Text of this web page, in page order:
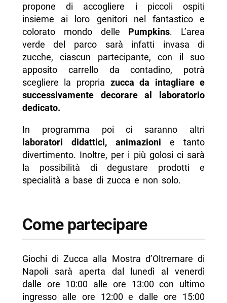
propone di accogliere i piccoli ospiti
insieme ai loro genitori nel fantastico e
colorato mondo delle Pumpkins. L’area
verde del parco sarà infatti invasa di
zucche, ciascun partecipante, con il suo
apposito carrello da contadino, potrà
scegliere la propria zucca da intagliare e
successivamente decorare al laboratorio
dedicato.
In programma poi ci saranno altri
laboratori didattici, animazioni e tanto
divertimento. Inoltre, per i più golosi ci sarà
la possibilità di degustare prodotti e
specialità a base di zucca e non solo.
Come partecipare
Giochi di Zucca alla Mostra d’Oltremare di
Napoli sarà aperta dal lunedì al venerdì
dalle ore 10:00 alle ore 13:00 con ultimo
ingresso alle ore 12:00 e dalle ore 15:00